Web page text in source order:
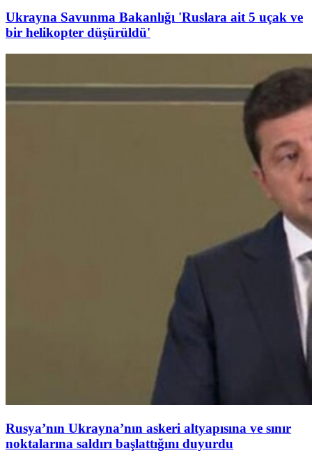
Ukrayna Savunma Bakanlığı 'Ruslara ait 5 uçak ve
bir helikopter düşürüldü'
Rusya’nın Ukrayna’nın askeri altyapısına ve sınır
noktalarına saldırı başlattığını duyurdu